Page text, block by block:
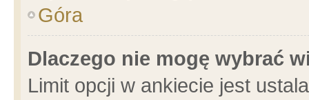
Góra
Dlaczego nie mogę wybrać
Limit opcji w ankiecie jest